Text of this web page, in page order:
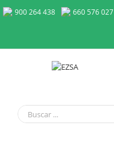
900 264 438 660 576 027